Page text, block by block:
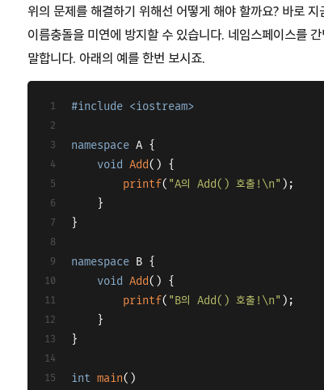
위의 문제를 해결하기 위해선 어떻게 해야 할까요? 바로
이름충돌을 미연에 방지할 수 있습니다. 네임스페이스를
말합니다. 아래의 예를 한번 보시죠.
#include <iostream>
namespace A {
void Add() {
printf( "A의 Add() 호출!\n" );
	}
}
namespace B {
void Add() {
printf( "B의 Add() 호출!\n" );
	}
}
int main()